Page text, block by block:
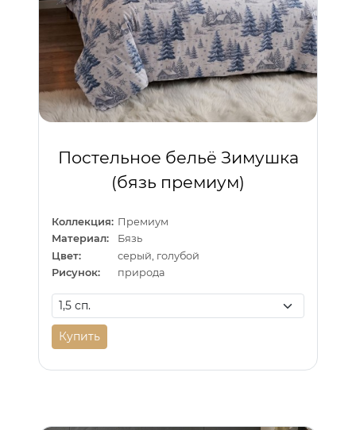
Постельное бельё Зимушка
(бязь премиум)
Коллекция: Премиум
Материал:
Бязь
Цвет:
серый, голубой
Рисунок:
природа
Купить